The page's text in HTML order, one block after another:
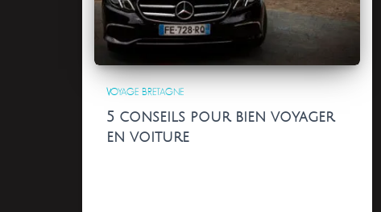
VOYAGE BRETAGNE
5 conseils pour bien voyager
en voiture